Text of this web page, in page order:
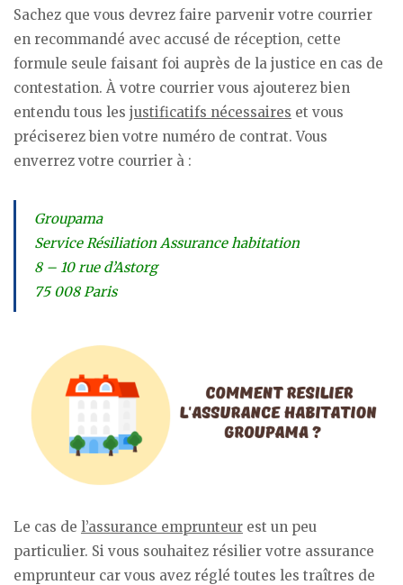
Sachez que vous devrez faire parvenir votre courrier
en recommandé avec accusé de réception, cette
formule seule faisant foi auprès de la justice en cas de
contestation. À votre courrier vous ajouterez bien
entendu tous les justificatifs nécessaires et vous
préciserez bien votre numéro de contrat. Vous
enverrez votre courrier à :
Groupama
Service Résiliation Assurance habitation
8 – 10 rue d’Astorg
75 008 Paris
Le cas de l’assurance emprunteur est un peu
particulier. Si vous souhaitez résilier votre assurance
emprunteur car vous avez réglé toutes les traîtres de